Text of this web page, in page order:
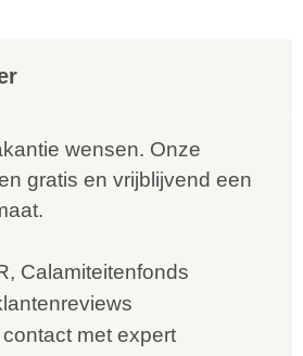
wensen. Onze
gratis en vrijblijvend een
Calamiteitenfonds
met expert